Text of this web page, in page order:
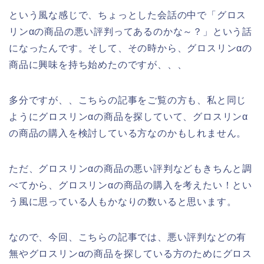
という風な感じで、ちょっとした会話の中で「グロス
リンαの商品の悪い評判ってあるのかな～？」という話
になったんです。そして、その時から、グロスリンαの
商品に興味を持ち始めたのですが、、、
多分ですが、、こちらの記事をご覧の方も、私と同じ
ようにグロスリンαの商品を探していて、グロスリンα
の商品の購入を検討している方なのかもしれません。
ただ、グロスリンαの商品の悪い評判などもきちんと調
べてから、グロスリンαの商品の購入を考えたい！とい
う風に思っている人もかなりの数いると思います。
なので、今回、こちらの記事では、悪い評判などの有
無やグロスリンαの商品を探している方のためにグロス